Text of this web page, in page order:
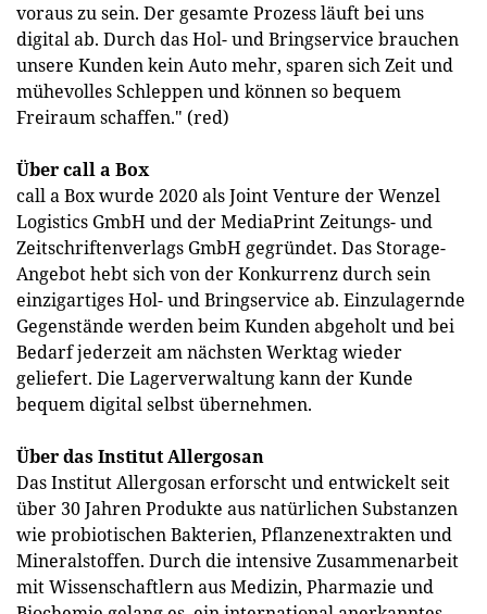
voraus zu sein. Der gesamte Prozess läuft bei uns
digital ab. Durch das Hol- und Bringservice brauchen
unsere Kunden kein Auto mehr, sparen sich Zeit und
mühevolles Schleppen und können so bequem
Freiraum schaffen." (red)
Über call a Box
call a Box wurde 2020 als Joint Venture der Wenzel
Logistics GmbH und der MediaPrint Zeitungs- und
Zeitschriftenverlags GmbH gegründet. Das Storage-
Angebot hebt sich von der Konkurrenz durch sein
einzigartiges Hol- und Bringservice ab. Einzulagernde
Gegenstände werden beim Kunden abgeholt und bei
Bedarf jederzeit am nächsten Werktag wieder
geliefert. Die Lagerverwaltung kann der Kunde
bequem digital selbst übernehmen.
Über das Institut Allergosan
Das Institut Allergosan erforscht und entwickelt seit
über 30 Jahren Produkte aus natürlichen Substanzen
wie probiotischen Bakterien, Pflanzenextrakten und
Mineralstoffen. Durch die intensive Zusammenarbeit
mit Wissenschaftlern aus Medizin, Pharmazie und